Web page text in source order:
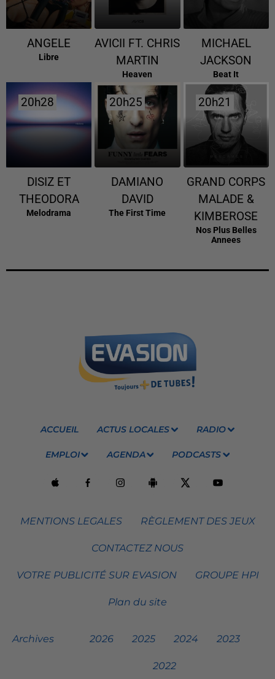
ANGELE
Libre
AVICII FT. CHRIS
MARTIN
Heaven
MICHAEL
JACKSON
Beat It
20h28
20h28
DISIZ ET
THEODORA
Melodrama
20h25
20h25
DAMIANO
DAVID
The First Time
20h21
20h21
GRAND CORPS
MALADE &
KIMBEROSE
Nos Plus Belles
Annees
ACCUEIL ACTUS LOCALES RADIO
EMPLOI AGENDA PODCASTS
MENTIONS LEGALES RÈGLEMENT DES JEUX
CONTACTEZ NOUS
VOTRE PUBLICITÉ SUR EVASION GROUPE HPI
Plan du site
Archives 2026 2025 2024 2023
2022